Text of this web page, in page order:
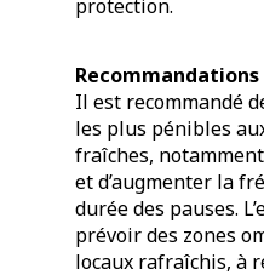
protection.
Il est recommandé
les plus pénibles
fraîches,
et d’augmenter la
durée des pauses.
prévoir des zones
locaux rafraîchis, à